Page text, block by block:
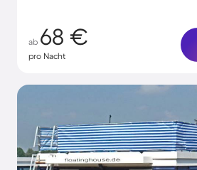
ab 68 €
pro Nacht